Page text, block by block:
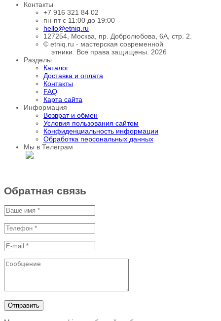
Контакты
+7 916 321 84 02
пн-пт с 11:00 до 19:00
hello@etniq.ru
127254, Москва, пр. Добролюбова, 6А, стр. 2.
© etniq.ru - мастерская современной
этники. Все права защищены. 2026
Разделы
Каталог
Доставка и оплата
Контакты
FAQ
Карта сайта
Информация
Возврат и обмен
Условия пользования сайтом
Конфиденциальность информации
Обработка персональных данных
Мы в Телеграм
Обратная связь